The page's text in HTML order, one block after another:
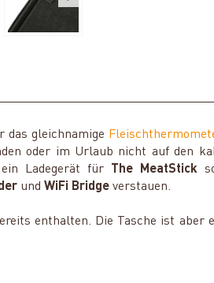
gleichnamige
oder im Urlaub nicht auf den
Ladegerät für The MeatStick
undWiFi Bridge verstauen.
enthalten. Die Tasche ist aber